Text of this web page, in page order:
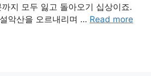
지 모두 잃고 돌아오기 십상이죠.
악산을 오르내리며 … Read more